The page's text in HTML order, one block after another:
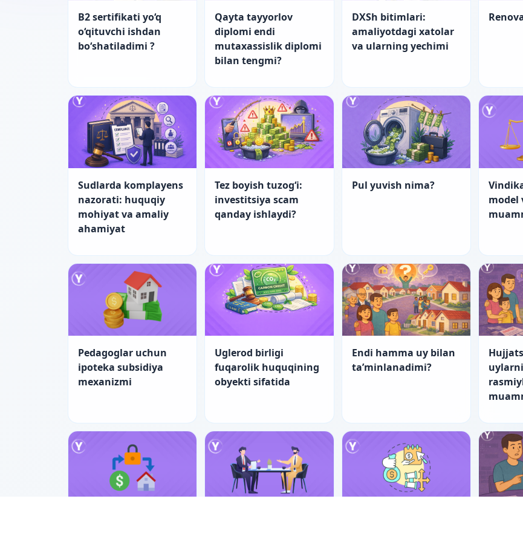
B2 sertifikati yo‘q
o‘qituvchi ishdan
bo‘shatiladimi ?
Qayta tayyorlov
diplomi endi
mutaxassislik diplomi
bilan tengmi?
DXSh bitimlari:
amaliyotdagi xatolar
va ularning yechimi
Sudlarda komplayens
nazorati: huquqiy
mohiyat va amaliy
ahamiyat
Tez boyish tuzog‘i:
investitsiya scam
qanday ishlaydi?
Pul yuvish nima?
model
Pedagoglar uchun
ipoteka subsidiya
mexanizmi
Uglerod birligi
fuqarolik huquqining
obyekti sifatida
Endi hamma uy bilan
ta’minlanadimi?
uylarni